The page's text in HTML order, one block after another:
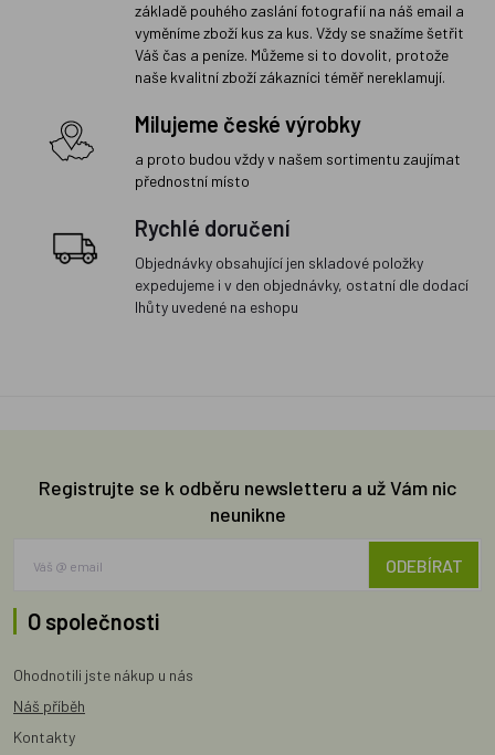
základě pouhého zaslání fotografií na náš email a
vyměníme zboží kus za kus. Vždy se snažíme šetřit
Váš čas a peníze. Můžeme si to dovolit, protože
naše kvalitní zboží zákazníci téměř nereklamují.
Milujeme české výrobky
a proto budou vždy v našem sortimentu zaujímat
přednostní místo
Rychlé doručení
Objednávky obsahující jen skladové položky
expedujeme i v den objednávky, ostatní dle dodací
lhůty uvedené na eshopu
Registrujte se k odběru newsletteru a už Vám nic
neunikne
ODEBÍRAT
O společnosti
Ohodnotili jste nákup u nás
Náš příběh
Kontakty